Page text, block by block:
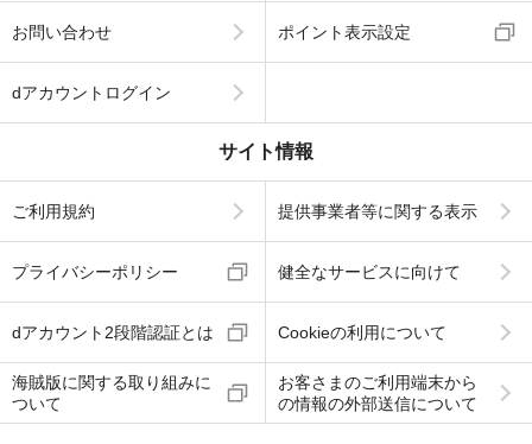
お問い合わせ ポイント表示設定
dアカウントログイン
サイト情報
ご利用規約 提供事業者等に関する表示
プライバシーポリシー 健全なサービスに向けて
dアカウント2段階認証とは Cookieの利用について
海賊版に関する取り組みに
ついて
お客さまのご利用端末から
の情報の外部送信について